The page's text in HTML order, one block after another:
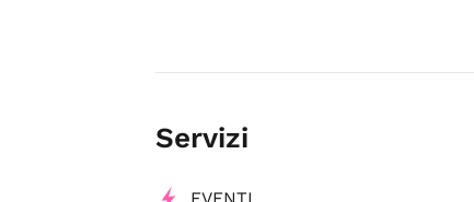
Servizi
EVENTI